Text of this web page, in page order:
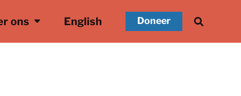
ons English Doneer